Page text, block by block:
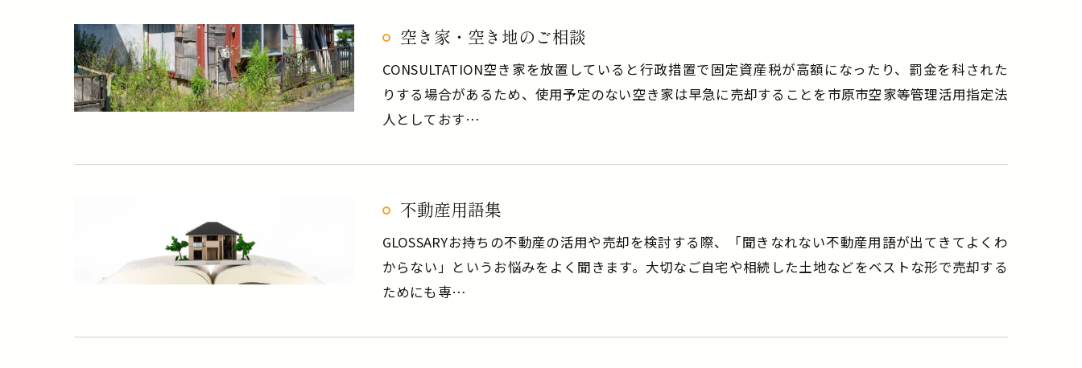
空き家・空き地のご相談
CONSULTATION空き家を放置していると行政措置で固定資産税が高額になったり、罰金を科された
りする場合があるため、使用予定のない空き家は早急に売却することを市原市空家等管理活用指定法
人としておす…
不動産用語集
GLOSSARYお持ちの不動産の活用や売却を検討する際、「聞きなれない不動産用語が出てきてよくわ
からない」というお悩みをよく聞きます。大切なご自宅や相続した土地などをベストな形で売却する
ためにも専…